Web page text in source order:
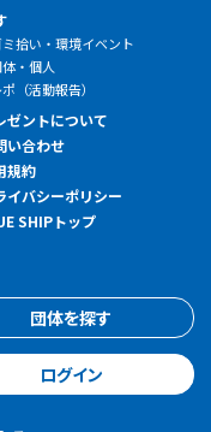
ミ拾い・環境イベント
・個人
ポ（活動報告）
ゼントについて
い合わせ
規約
イバシーポリシー
SHIPトップ
団体を探す
ログイン